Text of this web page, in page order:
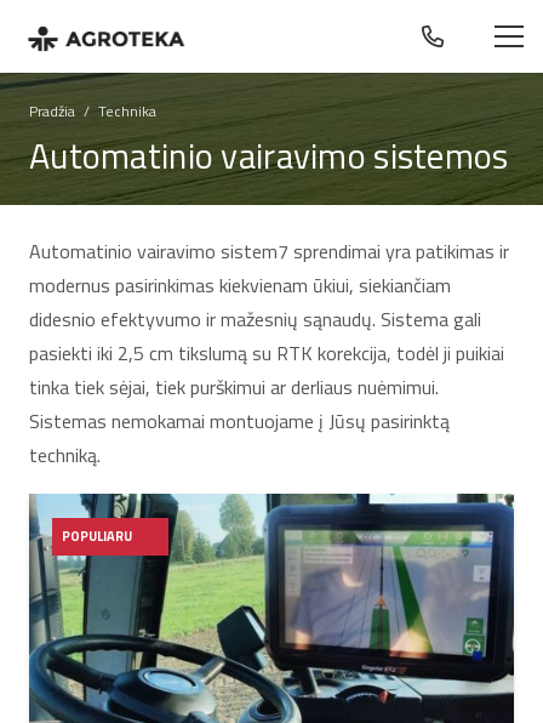
Pradžia / Technika
Automatinio vairavimo sistemos
Automatinio vairavimo sistem7 sprendimai yra patikimas ir
modernus pasirinkimas kiekvienam ūkiui, siekiančiam
didesnio efektyvumo ir mažesnių sąnaudų. Sistema gali
pasiekti iki 2,5 cm tikslumą su RTK korekcija, todėl ji puikiai
tinka tiek sėjai, tiek purškimui ar derliaus nuėmimui.
Sistemas nemokamai montuojame į Jūsų pasirinktą
techniką.
POPULIARU